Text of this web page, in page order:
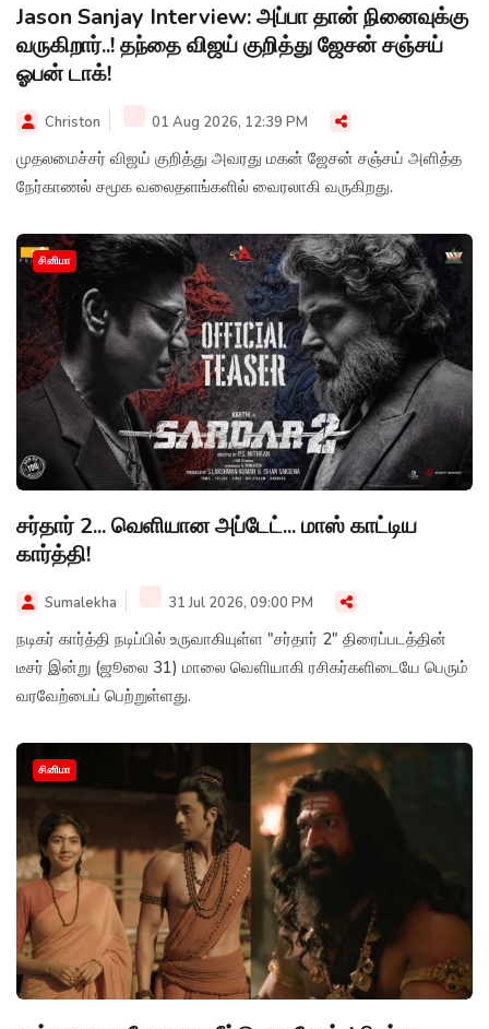
Jason Sanjay Interview: அப்பா தான் நினைவுக்கு
வருகிறார்..! தந்தை விஜய் குறித்து ஜேசன் சஞ்சய்
ஓபன் டாக்!
Christon 01 Aug 2026, 12:39 PM
முதலமைச்சர் விஜய் குறித்து அவரது மகன் ஜேசன் சஞ்சய் அளித்த
நேர்காணல் சமூக வலைதளங்களில் வைரலாகி வருகிறது.
சினிமா
சர்தார் 2... வெளியான அப்டேட்... மாஸ் காட்டிய
கார்த்தி!
Sumalekha 31 Jul 2026, 09:00 PM
நடிகர் கார்த்தி நடிப்பில் உருவாகியுள்ள "சர்தார் 2" திரைப்படத்தின்
டீசர் இன்று (ஜூலை 31) மாலை வெளியாகி ரசிகர்களிடையே பெரும்
வரவேற்பைப் பெற்றுள்ளது.
சினிமா